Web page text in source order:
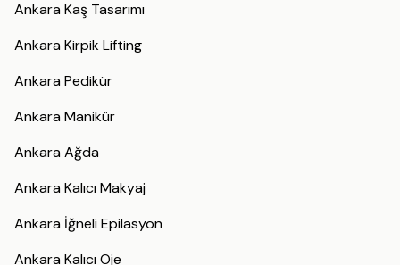
Ankara Kaş Tasarımı
Ankara Kirpik Lifting
Ankara Pedikür
Ankara Manikür
Ankara Ağda
Ankara Kalıcı Makyaj
Ankara İğneli Epilasyon
Ankara Kalıcı Oje